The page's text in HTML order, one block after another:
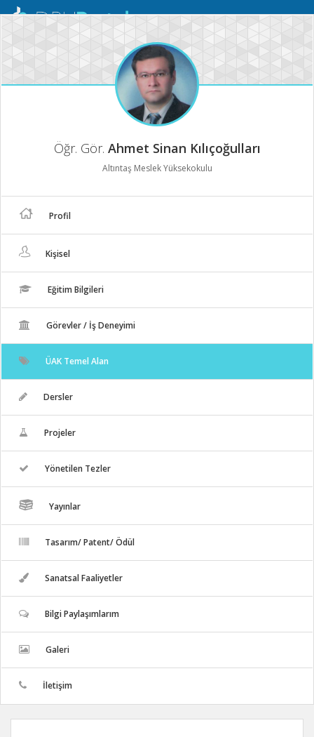
Mobil
Öğr. Gör. Ahmet Sinan Kılıçoğulları
Altıntaş Meslek Yüksekokulu
Profil
Kişisel
Eğitim Bilgileri
Görevler / İş Deneyimi
ÜAK Temel Alan
Dersler
Projeler
Yönetilen Tezler
Yayınlar
Tasarım/ Patent/ Ödül
Sanatsal Faaliyetler
Bilgi Paylaşımlarım
Galeri
İletişim